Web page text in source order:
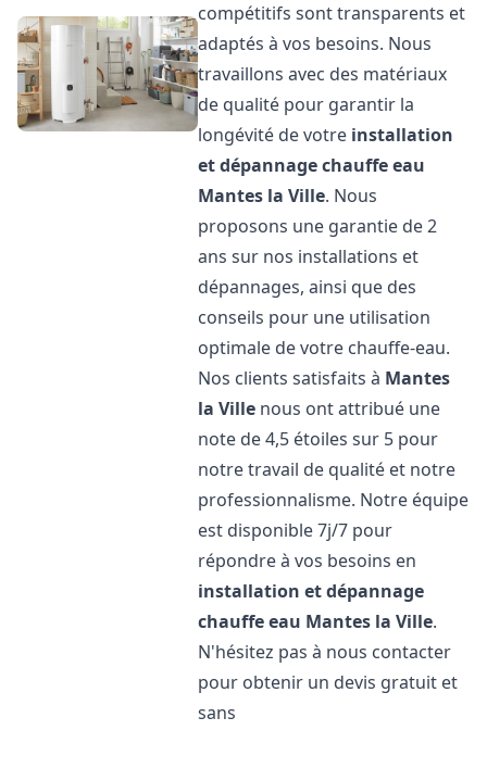
compétitifs sont transparents et
adaptés à vos besoins. Nous
travaillons avec des matériaux
de qualité pour garantir la
longévité de votre installation
et dépannage chauffe eau
Mantes la Ville. Nous
proposons une garantie de 2
ans sur nos installations et
dépannages, ainsi que des
conseils pour une utilisation
optimale de votre chauffe-eau.
Nos clients satisfaits à Mantes
la Ville nous ont attribué une
note de 4,5 étoiles sur 5 pour
notre travail de qualité et notre
professionnalisme. Notre équipe
est disponible 7j/7 pour
répondre à vos besoins en
installation et dépannage
chauffe eau Mantes la Ville.
N'hésitez pas à nous contacter
pour obtenir un devis gratuit et
sans